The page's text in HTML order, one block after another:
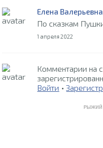
Елена
По сказкам
1 апреля 2022
Комментарии на
Войти •
РЫЖИЙ